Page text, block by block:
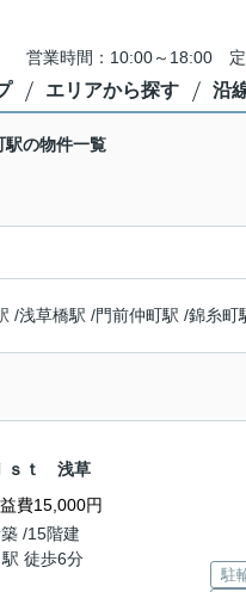
営業時間：10:00～18:00 定
エリアから探す 沿
駅の物件一覧
/浅草橋駅 /門前仲町駅 /錦糸町
ｓｔ 浅草
費15,000円
/15階建
徒歩6分
駐